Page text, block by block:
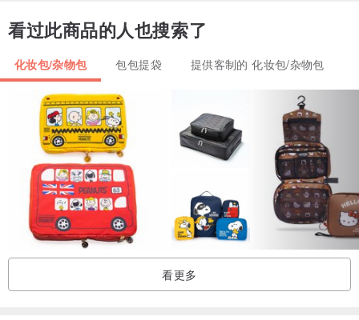
*316不锈钢材质-环保无毒品质佳(通过316不锈钢SGS检验合格)
注意事项:
请勿做用途外使用
本产品请勿靠近火源
不锈钢材质导热快，饮用热饮时请注意温度
请勿放进微波炉或烤箱加热使用
请勿靠近电源
建议使用年龄12岁以上，并请成人教导使用，使用时请留意吸管斜口
尖锐部位，携带及收纳时请小心谨慎，避免受伤
看过此商品的人也搜索了
化妆包/杂物包 包包提袋 提供客制的 化妆包/杂物包
看更多